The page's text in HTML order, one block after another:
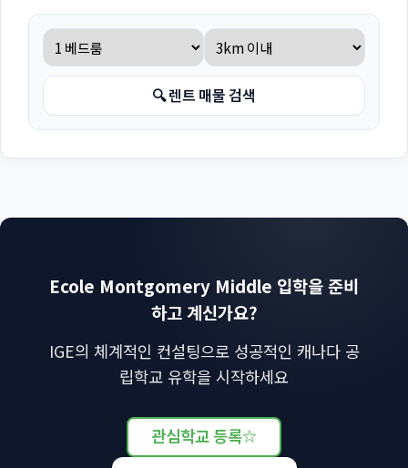
🔍 렌트 매물 검색
Ecole Montgomery Middle 입학을 준비
하고 계신가요?
IGE의 체계적인 컨설팅으로 성공적인 캐나다 공
립학교 유학을 시작하세요
관심학교 등록☆